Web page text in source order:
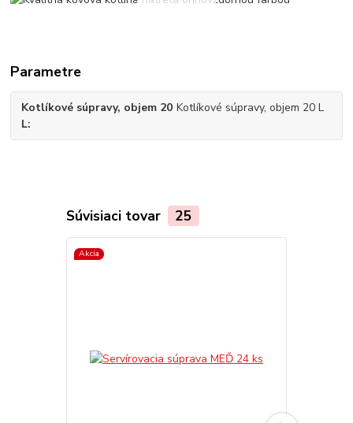
Parametre
Kotlíkové súpravy, objem 20
L
Kotlíkové súpravy, objem 20 L
Súvisiaci tovar 25
Akcia